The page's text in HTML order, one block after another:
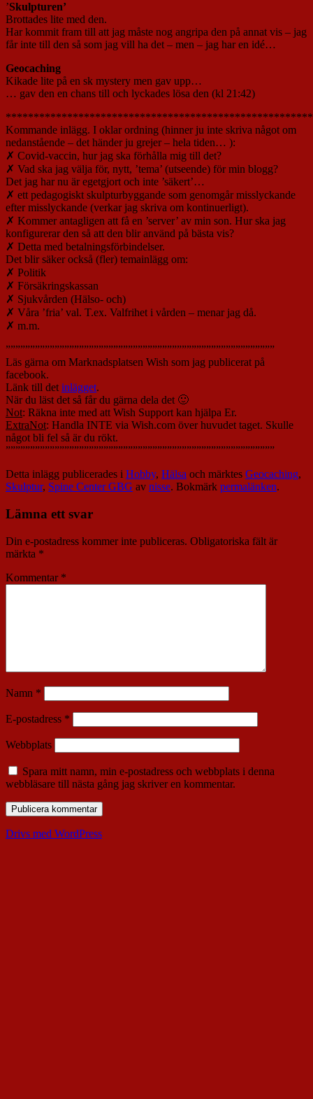
’Skulpturen’
Brottades lite med den.
Har kommit fram till att jag måste nog angripa den på annat vis – jag
får inte till den så som jag vill ha det – men – jag har en idé…
Geocaching
Kikade lite på en sk mystery men gav upp…
… gav den en chans till och lyckades lösa den (kl 21:42)
Kommande inlägg. I oklar ordning (hinner ju inte skriva något om
nedanstående – det händer ju grejer – hela tiden… ):
✗ Covid-vaccin, hur jag ska förhålla mig till det?
✗ Vad ska jag välja för, nytt, ’tema’ (utseende) för min blogg?
Det jag har nu är egetgjort och inte ’säkert’…
✗ ett pedagogiskt skulpturbyggande som genomgår misslyckande
efter misslyckande (verkar jag skriva om kontinuerligt).
✗ Kommer antagligen att få en ’server’ av min son. Hur ska jag
konfigurerar den så att den blir använd på bästa vis?
✗ Detta med betalningsförbindelser.
Det blir säker också (fler) temainlägg om:
✗ Politik
✗ Försäkringskassan
✗ Sjukvården (Hälso- och)
✗ Våra ’fria’ val. T.ex. Valfrihet i vården – menar jag då.
✗ m.m.
”””””””””””””””””””””””””””””””””””””””””””””””””””””””
Läs gärna om Marknadsplatsen Wish som jag publicerat på
facebook.
Länk till detinlägget.
När du läst det så får du gärna dela det 🙂
Not: Räkna inte med att Wish Support kan hjälpa Er.
ExtraNot: Handla INTE via Wish.com över huvudet taget. Skulle
något bli fel så är du rökt.
”””””””””””””””””””””””””””””””””””””””””””””””””””””””
Detta inlägg publicerades i Hobby, Hälsa och märktes Geocaching,
Skulptur, Spine Center GBG av nisse. Bokmärk permalänken.
Lämna ett svar
Din e-postadress kommer inte publiceras. Obligatoriska fält är
märkta *
Kommentar *
Namn *
E-postadress *
Webbplats
Spara mitt namn, min e-postadress och webbplats i denna
webbläsare till nästa gång jag skriver en kommentar.
Drivs med WordPress